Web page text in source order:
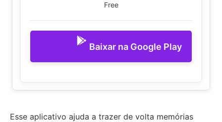
Free
Baixar na Google Play
Esse aplicativo ajuda a trazer de volta memórias